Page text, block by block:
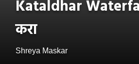
Kataldhar
करा
Shreya Maskar